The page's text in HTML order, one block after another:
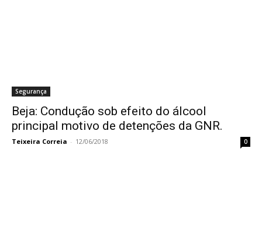
Segurança
Beja: Condução sob efeito do álcool
principal motivo de detenções da GNR.
Teixeira Correia - 12/06/2018 0